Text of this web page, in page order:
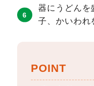
器にうどんを
子、かいわれ
POINT